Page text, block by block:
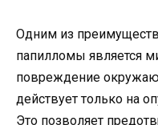
Одним из
папилломы является
повреждение
действует только на
Это позволяет